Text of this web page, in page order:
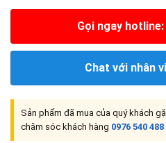
Gọi ngay
Chat với nhân
Sản phẩm đã mua của quý khách
chăm sóc khách hàng 0976 540 488